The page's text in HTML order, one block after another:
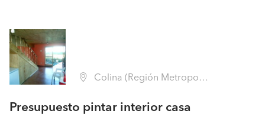
Colina (Región Metropolitana - Chacabuco)
Presupuesto pintar interior casa